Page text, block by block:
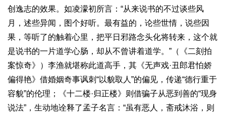
创逸志的效果。如凌濛初所言：“从来说书的不过谈些风
月，述些异闻，图个好听。最有益的，论些世情，说些因
果，等听了的触着心里，把平日邪路念头化将转来，这个就
是说书的一片道学心肠，却从不曾讲着道学。”（《二刻拍
案惊奇》）李渔就堪称此道高手，其《无声戏·丑郎君怕娇
偏得艳》借婚姻奇事讽刺“以貌取人”的偏见，传递“德行重于
容貌”的伦理；《十二楼·归正楼》则借骗子从恶到善的“现身
说法”，生动地诠释了孟子名言：“虽有恶人，斋戒沐浴，则